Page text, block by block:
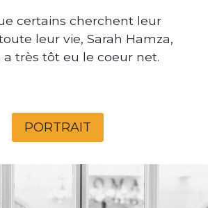
certains cherchent leur
leur vie, Sarah Hamza,
a très tôt eu le coeur net.
PORTRAIT